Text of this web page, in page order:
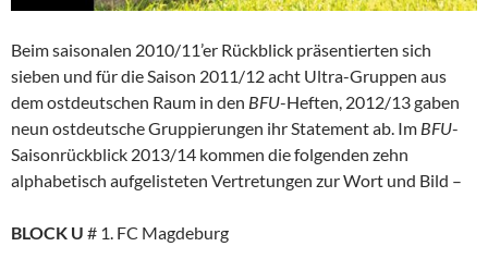
Beim saisonalen 2010/11’er Rückblick präsentierten sich
sieben und für die Saison 2011/12 acht Ultra-Gruppen aus
dem ostdeutschen Raum in den BFU-Heften, 2012/13 gaben
neun ostdeutsche Gruppierungen ihr Statement ab. Im BFU-
Saisonrückblick 2013/14 kommen die folgenden zehn
alphabetisch aufgelisteten Vertretungen zur Wort und Bild –
BLOCK U # 1. FC Magdeburg